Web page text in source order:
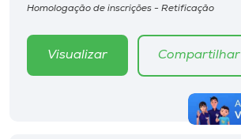
Homologação de inscrições - Retificação
Visualizar Compartilhar